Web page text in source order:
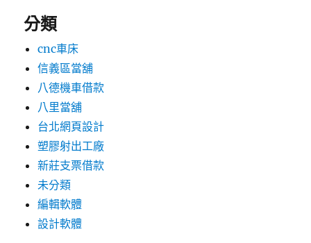
分類
cnc車床
信義區當舖
八德機車借款
八里當舖
台北網頁設計
塑膠射出工廠
新莊支票借款
未分類
編輯軟體
設計軟體